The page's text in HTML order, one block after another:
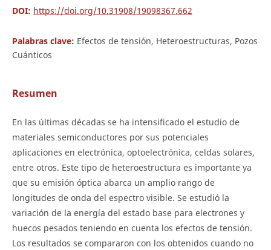
DOI: https://doi.org/10.31908/19098367.662
Palabras clave: Efectos de tensión, Heteroestructuras, Pozos
Cuánticos
Resumen
En las últimas décadas se ha intensificado el estudio de
materiales semiconductores por sus potenciales
aplicaciones en electrónica, optoelectrónica, celdas solares,
entre otros. Este tipo de heteroestructura es importante ya
que su emisión óptica abarca un amplio rango de
longitudes de onda del espectro visible. Se estudió la
variación de la energía del estado base para electrones y
huecos pesados teniendo en cuenta los efectos de tensión.
Los resultados se compararon con los obtenidos cuando no